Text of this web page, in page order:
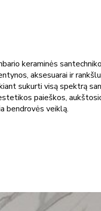
keraminės
aksesuarai ir
sukurti visą spektrą
paieškos,
bendrovės veiklą.